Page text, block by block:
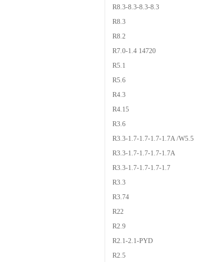
R8.3-8.3-8.3-8.3
R8.3
R8.2
R7.0-1.4 14720
R5.1
R5.6
R4.3
R4.15
R3.6
R3.3-1.7-1.7-1.7-1.7A /W5.5
R3.3-1.7-1.7-1.7-1.7A
R3.3-1.7-1.7-1.7-1.7
R3.3
R3.74
R22
R2.9
R2.1-2.1-PYD
R2.5